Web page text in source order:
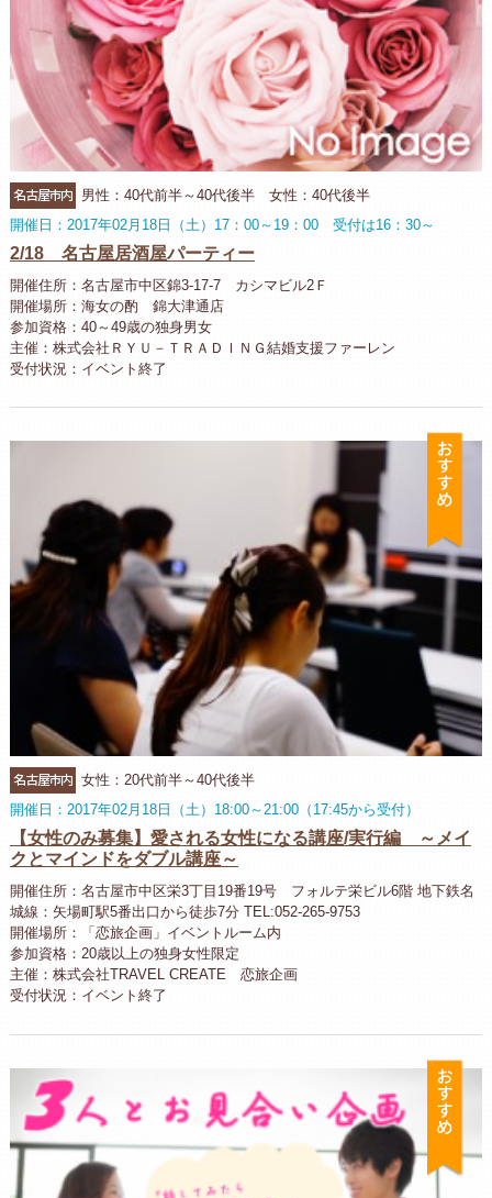
名古屋市内
男性：40代前半～40代後半 女性：40代後半
開催日：2017年02月18日（土）17：00～19：00 受付は16：30～
2/18 名古屋居酒屋パーティー
開催住所：名古屋市中区錦3-17-7 カシマビル2Ｆ
開催場所：海女の酌 錦大津通店
参加資格：40～49歳の独身男女
主催：株式会社ＲＹＵ－ＴＲＡＤＩＮＧ結婚支援ファーレン
受付状況：イベント終了
お
名古屋市内 女性：20代前半～40代後半
開催日：2017年02月18日（土）18:00～21:00（17:45から受付）
【女性のみ募集】愛される女性になる講座/実行編 ～メイ
クとマインドをダブル講座～
開催住所：名古屋市中区栄3丁目19番19号 フォルテ栄ビル6階 地下鉄名
城線：矢場町駅5番出口から徒歩7分 TEL:052-265-9753
開催場所：「恋旅企画」イベントルーム内
参加資格：20歳以上の独身女性限定
主催：株式会社TRAVEL CREATE 恋旅企画
受付状況：イベント終了
お